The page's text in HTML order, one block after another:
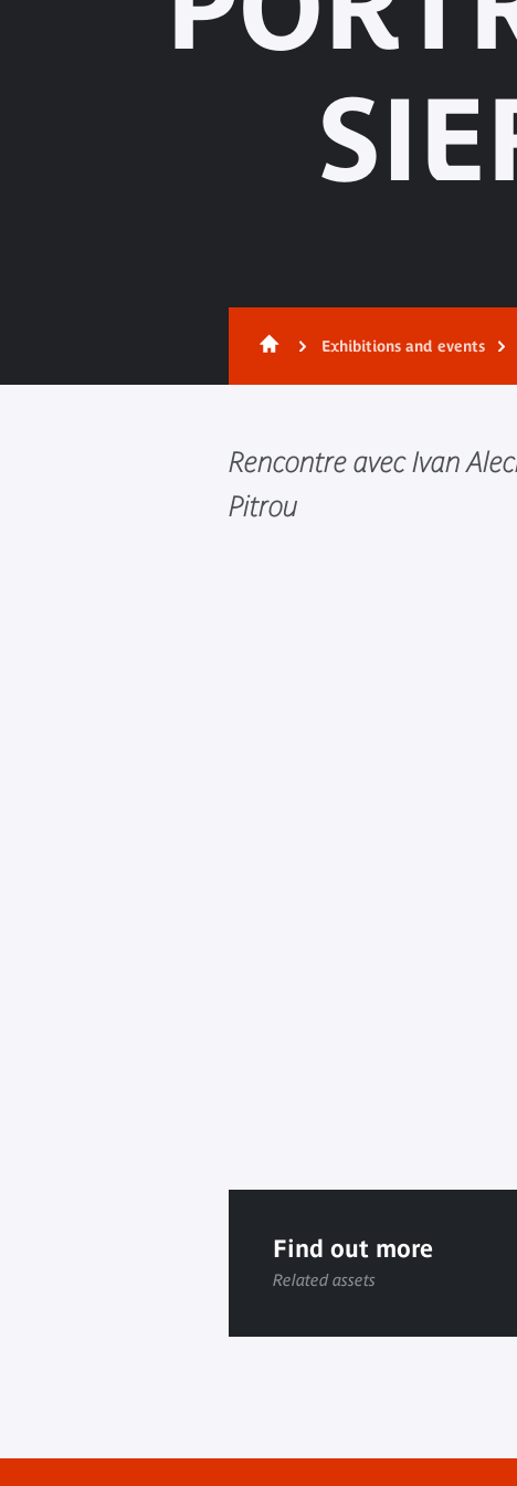
Exhibitions and events
Rencontre avec Ivan
Pitrou
Find out more
Related assets